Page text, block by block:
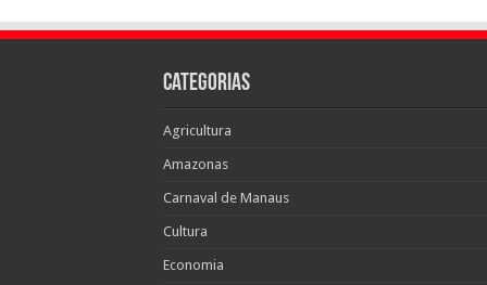
Categorias
Agricultura
Amazonas
Carnaval de Manaus
Cultura
Economia